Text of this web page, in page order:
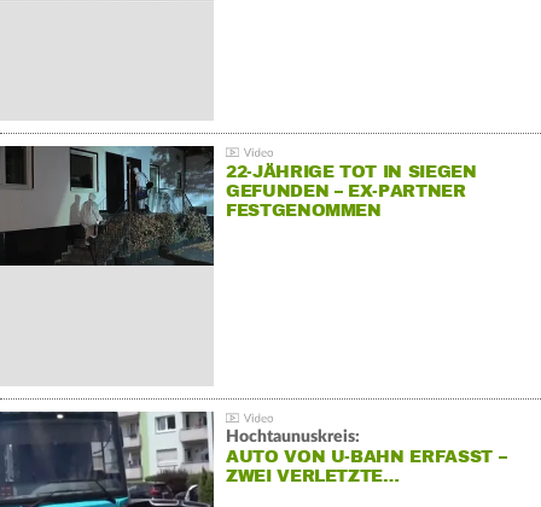
22-JÄHRIGE TOT IN SIEGEN
GEFUNDEN – EX-PARTNER
FESTGENOMMEN
Hochtaunuskreis:
AUTO VON U-BAHN ERFASST –
ZWEI VERLETZTE…